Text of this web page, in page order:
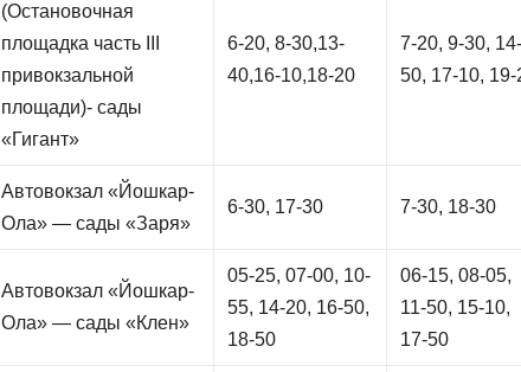
(Остановочная
площадка часть III
привокзальной
площади)- сады
«Гигант»
6-20, 8-30,13-
40,16-10,18-20
7-20, 9-30, 14-
50, 17-10, 19-
Автовокзал «Йошкар-
Ола» — сады «Заря»
6-30, 17-30 7-30, 18-30
Автовокзал «Йошкар-
Ола» — сады «Клен»
05-25, 07-00, 10-
55, 14-20, 16-50,
18-50
06-15, 08-05,
11-50, 15-10,
17-50